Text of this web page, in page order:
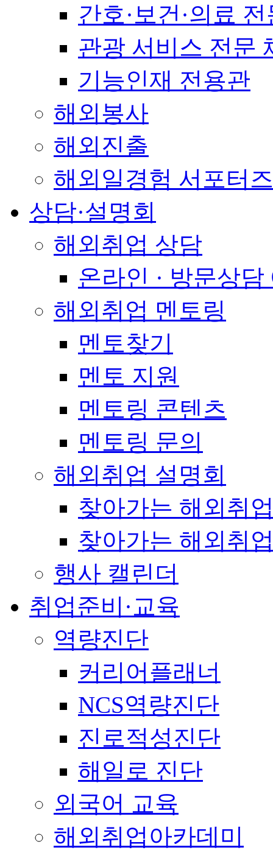
간호·보건·의료
관광 서비스 전문
기능인재 전용관
해외봉사
해외진출
해외일경험 서포터
상담·설명회
해외취업 상담
온라인 · 방문상담
해외취업 멘토링
멘토찾기
멘토 지원
멘토링 콘텐츠
멘토링 문의
해외취업 설명회
찾아가는 해외취
찾아가는 해외취
행사 캘린더
취업준비·교육
역량진단
커리어플래너
NCS역량진단
진로적성진단
해일로 진단
외국어 교육
해외취업아카데미